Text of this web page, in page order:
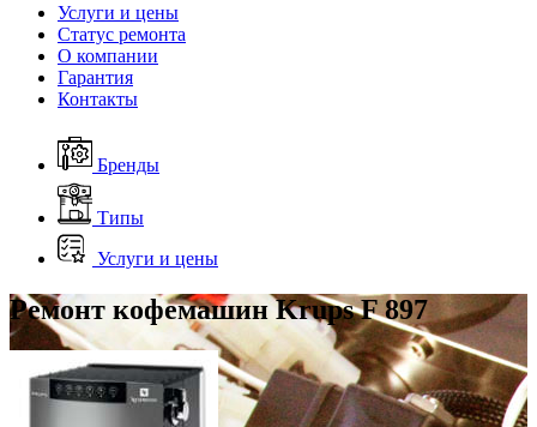
Услуги и цены
Статус ремонта
О компании
Гарантия
Контакты
Бренды
Типы
Услуги и цены
Ремонт кофемашин Krups F 897